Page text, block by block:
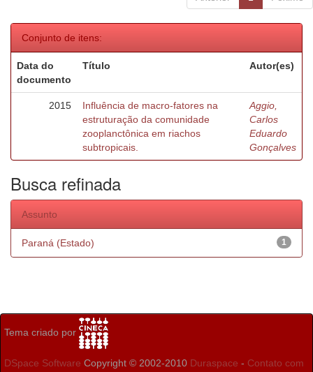
Conjunto de itens:
Data do
documento
Título Autor(es)
2015
Influência de macro-fatores na
estruturação da comunidade
zooplanctônica em riachos
subtropicais.
Aggio,
Carlos
Eduardo
Gonçalves
Busca refinada
Assunto
1
Paraná (Estado)
Tema criado por
DSpace Software Copyright © 2002-2010 Duraspace - Contato com